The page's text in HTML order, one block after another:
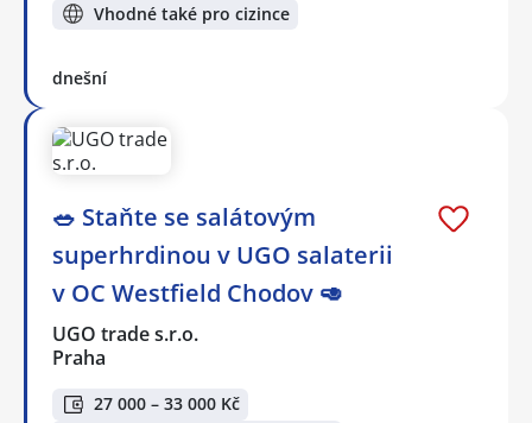
Vhodné také pro cizince
dnešní
🥗 Staňte se salátovým
superhrdinou v UGO salaterii
v OC Westfield Chodov 🥑
UGO trade s.r.o.
Praha
27 000 – 33 000 Kč